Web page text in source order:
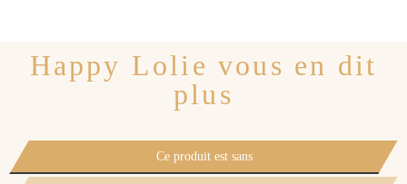
Happy Lolie vous en dit
plus
Ce produit est sans